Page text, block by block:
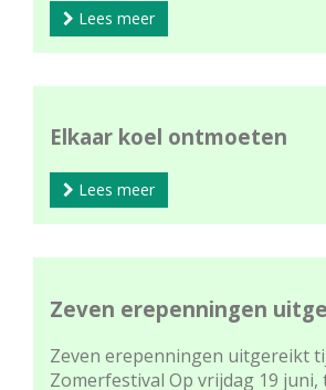
Lees meer
Elkaar koel ontmoeten
Lees meer
Zeven erepenningen
Zeven erepenningen uitgereikt
Zomerfestival Op vrijdag 19 juni,